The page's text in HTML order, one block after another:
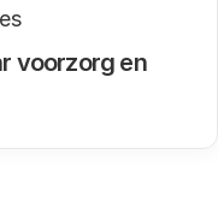
voorzorg en